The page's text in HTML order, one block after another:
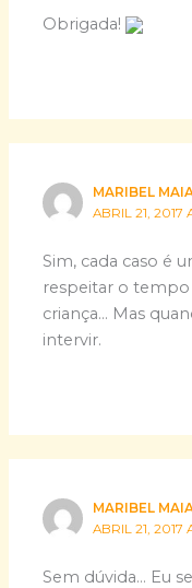
Obrigada!
MARIBEL
ABRIL 21, 2017
Sim, cada caso é
respeitar o
criança… Mas
intervir.
MARIBEL
ABRIL 21, 2017
Sem dúvida… Eu